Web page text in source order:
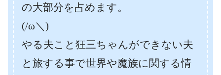
の大部分を占めます。
(/ω＼)
やる夫こと狂三ちゃんができない夫
と旅する事で世界や魔族に関する情